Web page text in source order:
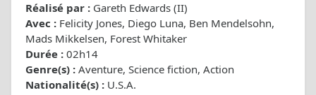
Réalisé par : Gareth Edwards (II)
Avec : Felicity Jones, Diego Luna, Ben Mendelsohn,
Mads Mikkelsen, Forest Whitaker
Durée : 02h14
Genre(s) : Aventure, Science fiction, Action
Nationalité(s) : U.S.A.